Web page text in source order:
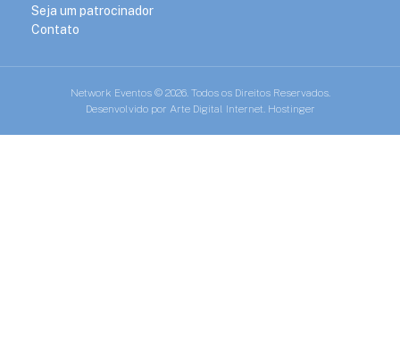
Seja um patrocinador
Contato
Network Eventos © 2026. Todos os Direitos Reservados.
Desenvolvido por Arte Digital Internet . Hostinger